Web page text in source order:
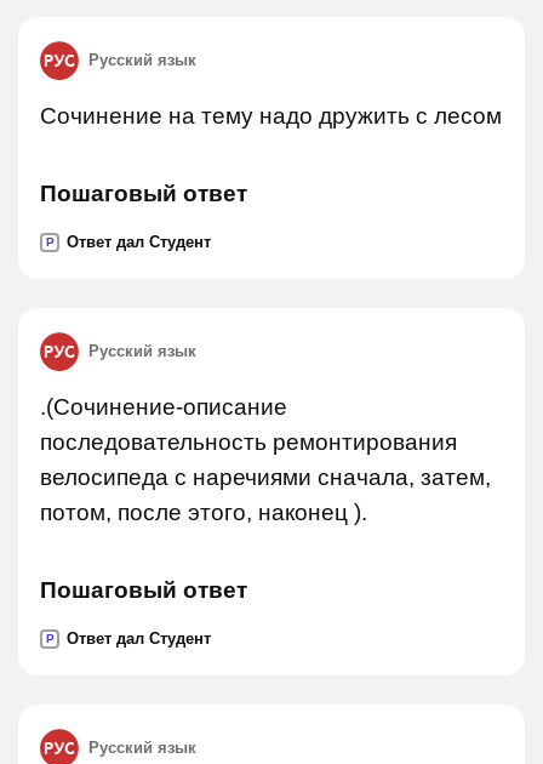
Русский язык
Сочинение на тему надо дружить с лесом
Пошаговый ответ
P Ответ дал Студент
Русский язык
.(Сочинение-описание
последовательность ремонтирования
велосипеда с наречиями сначала, затем,
потом, после этого, наконец ).
Пошаговый ответ
P Ответ дал Студент
Русский язык